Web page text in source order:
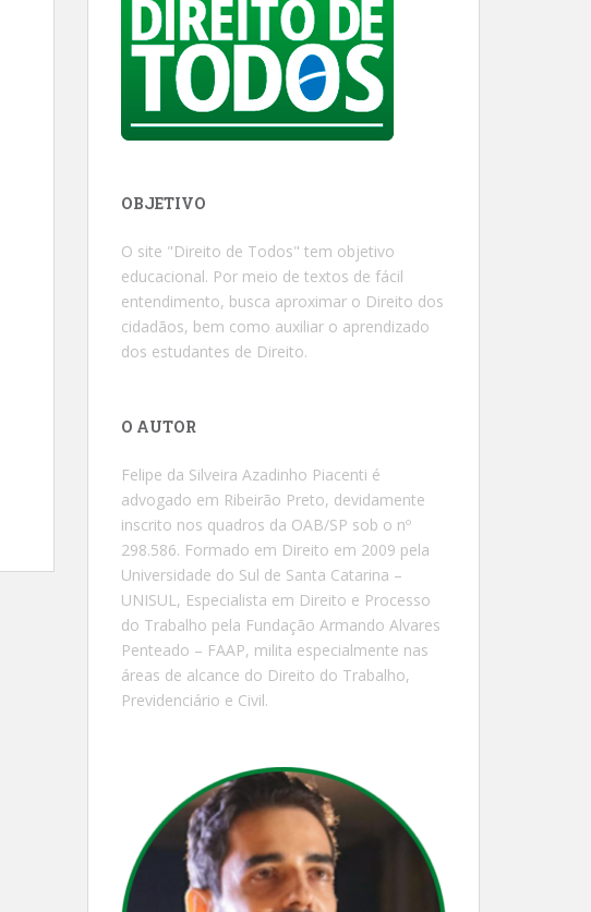
OBJETIVO
O site "Direito de Todos" tem objetivo
educacional. Por meio de textos de fácil
entendimento, busca aproximar o Direito dos
cidadãos, bem como auxiliar o aprendizado
dos estudantes de Direito.
O AUTOR
Felipe da Silveira Azadinho Piacenti é
advogado em Ribeirão Preto, devidamente
inscrito nos quadros da OAB/SP sob o nº
298.586. Formado em Direito em 2009 pela
Universidade do Sul de Santa Catarina –
UNISUL, Especialista em Direito e Processo
do Trabalho pela Fundação Armando Alvares
Penteado – FAAP, milita especialmente nas
áreas de alcance do Direito do Trabalho,
Previdenciário e Civil.